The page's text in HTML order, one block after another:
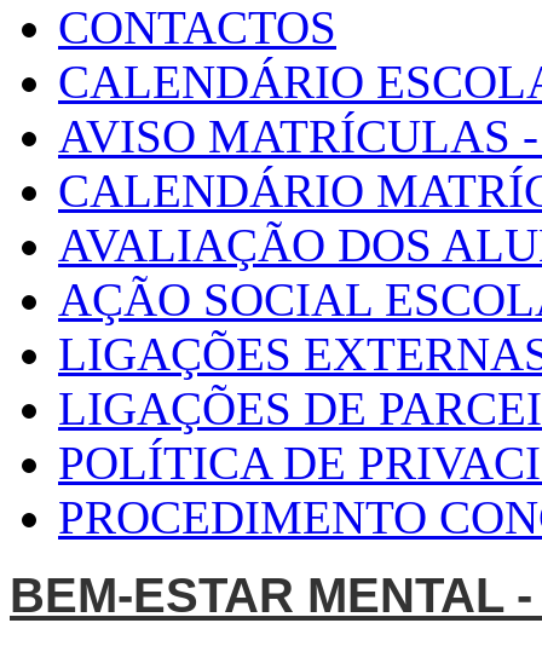
CONTACTOS
CALENDÁRIO
AVISO MATRÍCULAS
CALENDÁRIO
AVALIAÇÃO DOS
AÇÃO SOCIAL
LIGAÇÕES
LIGAÇÕES DE
POLÍTICA DE
PROCEDIMENTO
BEM-ESTAR MENTAL